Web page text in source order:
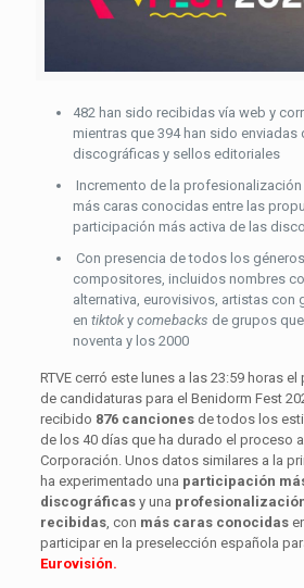
482 han sido recibidas vía web y
mientras que 394 han sido enviadas
discográficas y sellos editoriales
Incremento de la
más caras conocidas entre las
participación más activa de las
Con presencia de todos los
compositores, incluidos nombres
alternativa, eurovisivos, artistas con
en tiktoky comebacks de grupos
noventa y los 2000
RTVE cerró este lunes a las 23:59 horas
de candidaturas para el Benidorm Fest
recibido 876 cancionesde todos los
de los 40 días que ha durado el proceso
Corporación. Unos datos similares a la
ha experimentado una participación
discográficasy una
recibidas, con más caras conocidas
participar en la preselección española
Eurovisión.